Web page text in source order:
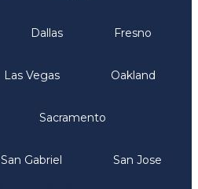
Dallas Fresno
Las Vegas Oakland
Sacramento
San Gabriel San Jose